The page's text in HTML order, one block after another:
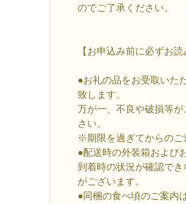
のでご了承ください。
【お申込み前に必ずお読
●お礼の品をお受取いた
致します。
万が一、不良や破損等
さい。
※期限を過ぎてからのご
●配送時の外装箱および
到着時の状況が確認で
がございます。
●同梱の食べ頃のご案内